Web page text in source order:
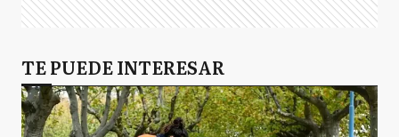
TE PUEDE INTERESAR